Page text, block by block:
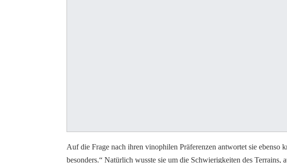
Auf die Frage nach ihren vinophilen Präferenzen antwortet sie ebenso
besonders.“ Natürlich wusste sie um die Schwierigkeiten des Terrains,